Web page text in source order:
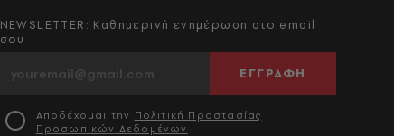
NEWSLETTER: Καθημερινή ενημέρωση στο email
σου
ΕΓΓΡΑΦΗ
Αποδέχομαι την Πολιτική Προστασίας
Προσωπικών Δεδομένων